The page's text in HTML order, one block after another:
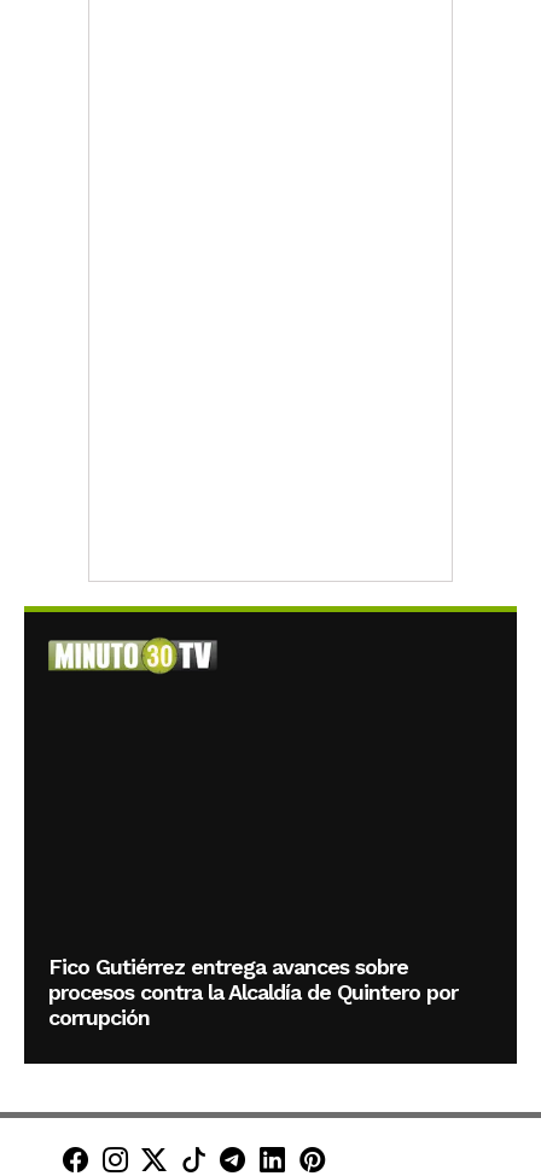
Fico Gutiérrez entrega avances sobre
procesos contra la Alcaldía de Quintero por
corrupción
Minuto30 en Facebook
Minuto30 en Instagram
Minuto30 en X (Twitter)
Minuto30 en TikTok
Canal de Minuto30 en
Minuto30 en LinkedIn
Minuto30 en